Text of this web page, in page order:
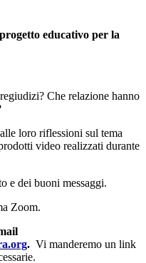
educativo per la
Che relazione hanno
loro riflessioni sul tema
video realizzati durante
e dei buoni messaggi.
Zoom.
. Vi manderemo un link